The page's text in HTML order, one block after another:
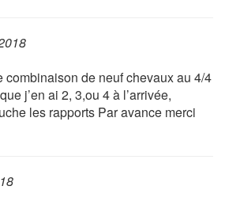
combinaison de neuf chevaux au 4/4
j’en ai 2, 3,ou 4 à l’arrivée,
les rapports Par avance merci